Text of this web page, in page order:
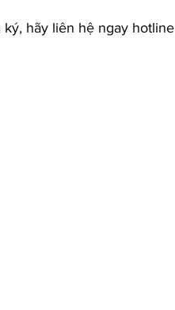
hãy liên hệ ngay